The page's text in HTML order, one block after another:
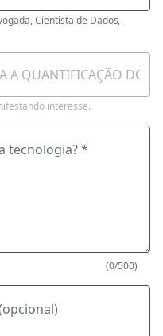
Cientista de Dados,
interesse.
tecnologia? *
(0/500)